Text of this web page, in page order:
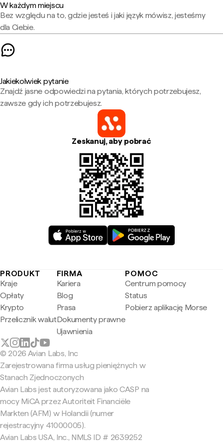
W każdym miejscu
Bez względu na to, gdzie jesteś i jaki język mówisz, jesteśmy
dla Ciebie.
Jakiekolwiek pytanie
Znajdź jasne odpowiedzi na pytania, których potrzebujesz,
zawsze gdy ich potrzebujesz.
Zeskanuj, aby pobrać
PRODUKT
Kraje
Opłaty
Krypto
Przelicznik walut
FIRMA
Kariera
Blog
Prasa
Dokumenty prawne
Ujawnienia
POMOC
Centrum pomocy
Status
Pobierz aplikację Morse
© 2026 Avian Labs, Inc
Zarejestrowana firma usług pieniężnych w
Stanach Zjednoczonych
Avian Labs jest autoryzowana jako CASP na
mocy MiCA przez Autoriteit Financiële
Markten (AFM) w Holandii (numer
rejestracyjny 41000005).
Avian Labs USA, Inc., NMLS ID # 2639252